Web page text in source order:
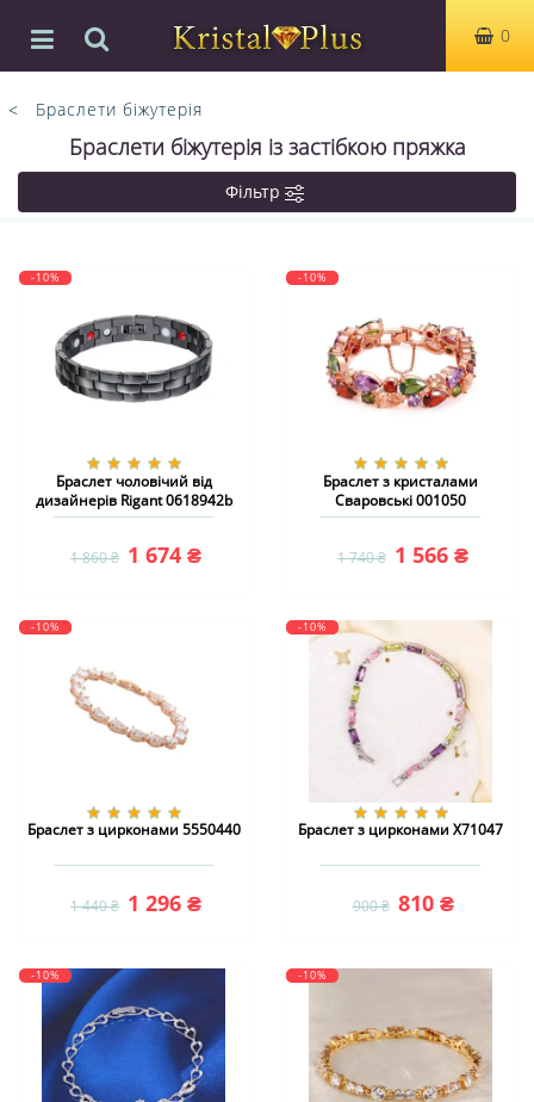
0
Браслети біжутерія
Браслети біжутерія із застібкою пряжка
Фільтр
-10%
Браслет чоловічий від
дизайнерів Rigant 0618942b
1 860 ₴ 1 674 ₴
-10%
Браслет з кристалами
Сваровські 001050
1 740 ₴ 1 566 ₴
-10%
Браслет з цирконами 5550440
1 440 ₴ 1 296 ₴
-10%
Браслет з цирконами X71047
900 ₴ 810 ₴
-10% -10%